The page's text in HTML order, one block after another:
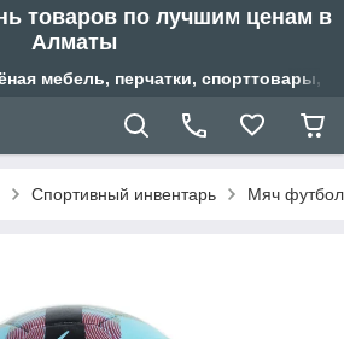
товаров по лучшим ценам в
Алматы
мебель, перчатки,
Спортивный инвентарь Мяч